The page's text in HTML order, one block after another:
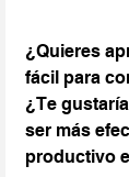
¿Quieres
fácil para
¿Te
ser más
productivo